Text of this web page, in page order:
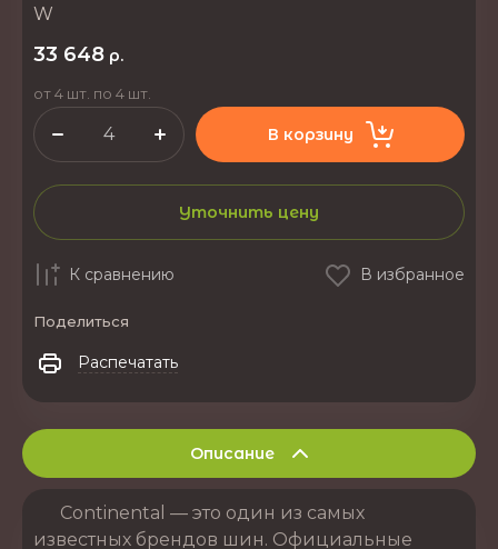
W
33 648 р.
от 4 шт. по 4 шт.
В корзину
Уточнить цену
К сравнению В избранное
Поделиться
Распечатать
Описание
Continental — это один из самых
известных брендов шин. Официальные